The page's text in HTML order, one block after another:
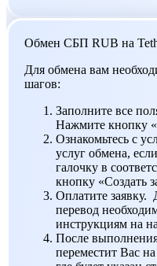
Обмен СБП RUB на
Для обмена вам
шагов:
Заполните все
Нажмите кнопку
Ознакомьтесь с
услуг обмена,
галочку в
кнопку «Создать
Оплатите заявку.
перевод
инструкциям на
После
переместит Вас